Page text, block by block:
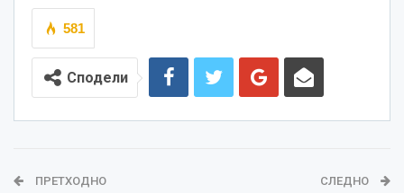
581
Сподели
ПРЕТХОДНО СЛЕДНО